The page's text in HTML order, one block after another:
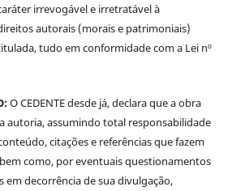
irrevogável e irretratável à
autorais (morais e patrimoniais)
tudo em conformidade com a Lei nº
O CEDENTE desde já, declara que a obra
autoria, assumindo total responsabilidade
citações e referências que fazem
como, por eventuais questionamentos
em decorrência de sua divulgação,